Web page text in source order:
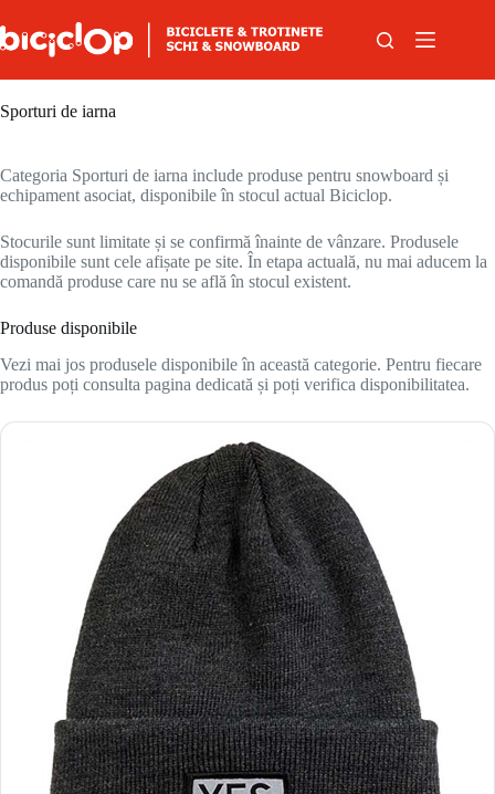
Sporturi de iarna
Categoria Sporturi de iarna include produse pentru snowboard și
echipament asociat, disponibile în stocul actual Biciclop.
Stocurile sunt limitate și se confirmă înainte de vânzare. Produsele
disponibile sunt cele afișate pe site. În etapa actuală, nu mai aducem la
comandă produse care nu se află în stocul existent.
Produse disponibile
Vezi mai jos produsele disponibile în această categorie. Pentru fiecare
produs poți consulta pagina dedicată și poți verifica disponibilitatea.